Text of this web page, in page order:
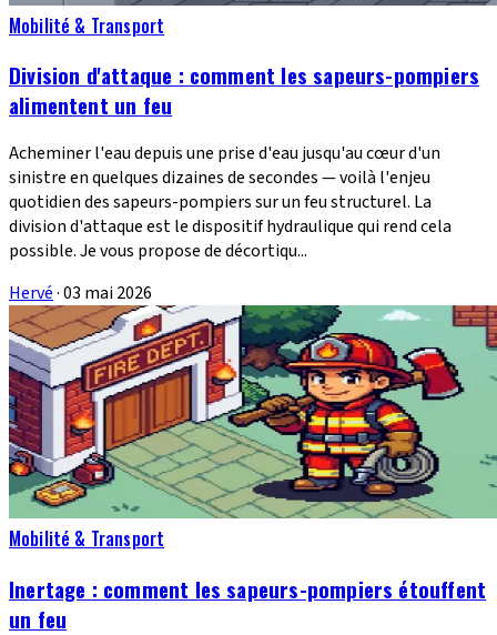
Mobilité & Transport
Division d'attaque : comment les sapeurs-pompiers
alimentent un feu
Acheminer l'eau depuis une prise d'eau jusqu'au cœur d'un
sinistre en quelques dizaines de secondes — voilà l'enjeu
quotidien des sapeurs-pompiers sur un feu structurel. La
division d'attaque est le dispositif hydraulique qui rend cela
possible. Je vous propose de décortiqu...
Hervé·03 mai 2026
Mobilité & Transport
Inertage : comment les sapeurs-pompiers étouffent
un feu